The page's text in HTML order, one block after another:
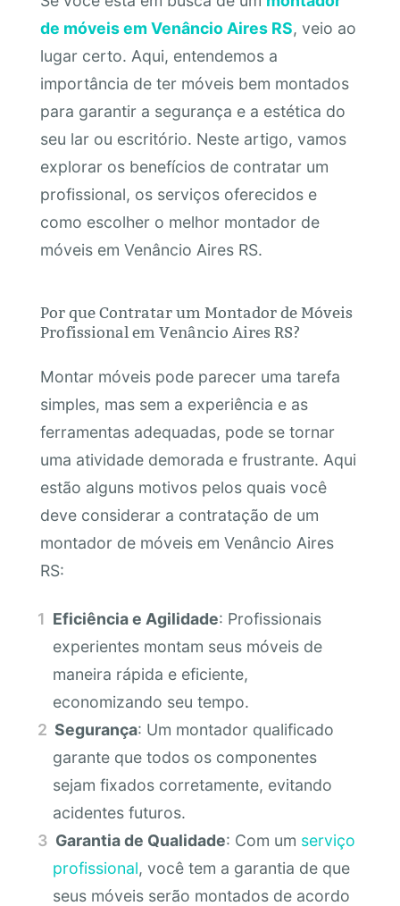
de móveis em Venâncio Aires RS, veio ao
lugar certo. Aqui, entendemos a
importância de ter móveis bem montados
para garantir a segurança e a estética do
seu lar ou escritório. Neste artigo, vamos
explorar os benefícios de contratar um
profissional, os serviços oferecidos e
como escolher o melhor montador de
móveis em Venâncio Aires RS.
Por que Contratar um Montador de Móveis
Profissional em Venâncio Aires RS?
Montar móveis pode parecer uma tarefa
simples, mas sem a experiência e as
ferramentas adequadas, pode se tornar
uma atividade demorada e frustrante. Aqui
estão alguns motivos pelos quais você
deve considerar a contratação de um
montador de móveis em Venâncio Aires
RS:
Eficiência e Agilidade: Profissionais
experientes montam seus móveis de
maneira rápida e eficiente,
economizando seu tempo.
Segurança: Um montador qualificado
garante que todos os componentes
sejam fixados corretamente, evitando
acidentes futuros.
Garantia de Qualidade: Com um serviço
profissional, você tem a garantia de que
seus móveis serão montados de acordo